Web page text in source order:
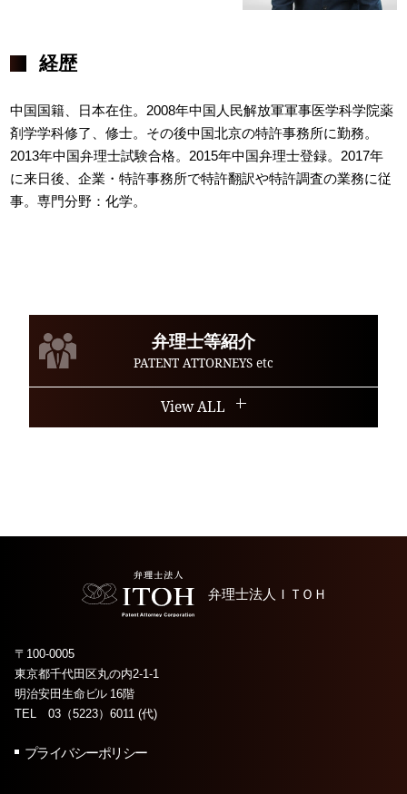
経歴
中国国籍、日本在住。2008年中国人民解放軍軍事医学科学院薬
剤学学科修了、修士。その後中国北京の特許事務所に勤務。
2013年中国弁理士試験合格。2015年中国弁理士登録。2017年
に来日後、企業・特許事務所で特許翻訳や特許調査の業務に従
事。専門分野：化学。
弁理士等紹介
PATENT ATTORNEYS etc
View ALL
弁理士法人 ＩＴＯＨ
〒100-0005
東京都千代田区丸の内2-1-1
明治安田生命 ビル16階
TEL 03（5223）6011 (代)
プライバシーポリシー